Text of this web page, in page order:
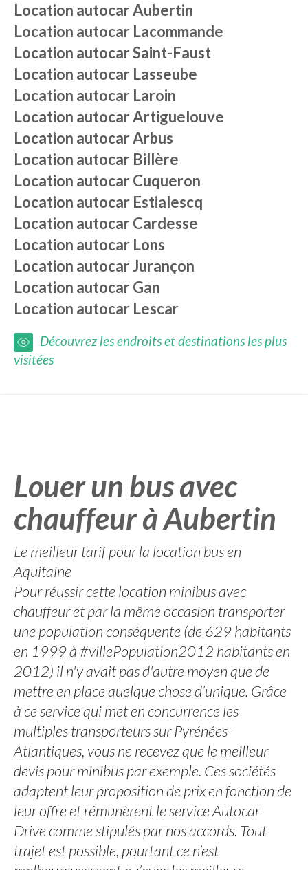
Location autocarAubertin
Location autocar Lacommande
Location autocarSaint-Faust
Location autocar Lasseube
Location autocar Laroin
Location autocarArtiguelouve
Location autocarArbus
Location autocar Billère
Location autocarCuqueron
Location autocar Estialescq
Location autocarCardesse
Location autocar Lons
Location autocarJurançon
Location autocarGan
Location autocar Lescar
Découvrez les endroits et destinations les plus
visitées
Louer un bus avec
chauffeur à Aubertin
Le meilleur tarif pour la location bus en
Aquitaine
Pour réussir cette location minibus avec
chauffeur et par la même occasion transporter
une population conséquente (de 629 habitants
en 1999 à #villePopulation2012 habitants en
2012) il n'y avait pas d'autre moyen que de
mettre en place quelque chose d’unique. Grâce
à ce service qui met en concurrence les
multiples transporteurs sur Pyrénées-
Atlantiques, vous ne recevez que le meilleur
devis pour minibus par exemple. Ces sociétés
adaptent leur proposition de prix en fonction de
leur offre et rémunèrent le service Autocar-
Drive comme stipulés par nos accords. Tout
trajet est possible, pourtant ce n’est